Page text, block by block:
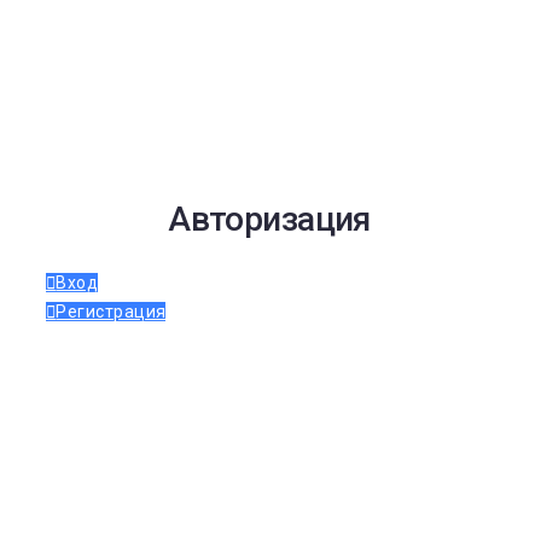
Авторизация
Вход
Регистрация